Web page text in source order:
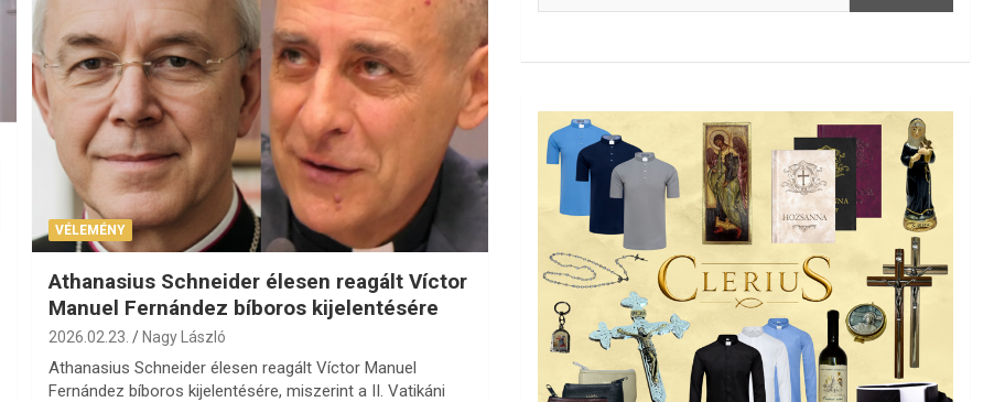
VÉLEMÉNY
Athanasius Schneider élesen reagált Víctor
Manuel Fernández bíboros kijelentésére
2026.02.23. Nagy László
Athanasius Schneider élesen reagált Víctor Manuel
Fernández bíboros kijelentésére, miszerint a II. Vatikáni